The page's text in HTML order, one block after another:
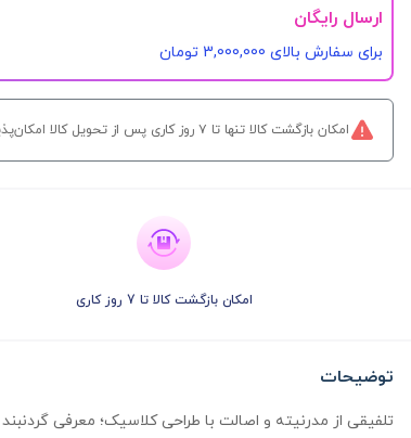
ارسال رایگان
برای سفارش‌ بالای 3,000,000 تومان
امکان بازگشت کالا تنها تا ۷ روز کاری پس از تحویل کالا امکان‌پذیر است!
امکان بازگشت کالا تا 7 روز کاری
توضیحات
تلفیقی از مدرنیته و اصالت با طراحی کلاسیک؛ معرفی